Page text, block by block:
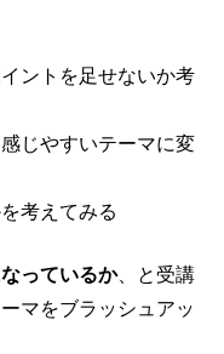
ントを足せないか考
じやすいテーマに変
考えてみる
っているか、と受講
マをブラッシュアッ